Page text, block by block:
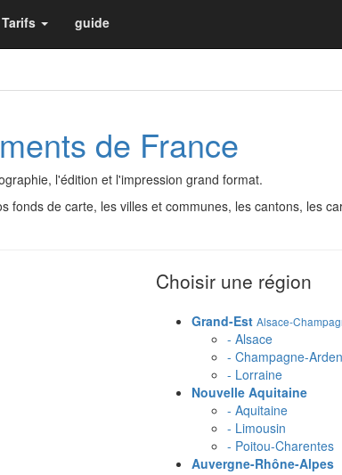
guide
de France
l'édition et l'impression grand format.
de carte, les villes et communes, les cantons, les
Choisir une région
Grand-Est Alsace-
- Alsace
- Champagne-
- Lorraine
Nouvelle Aquitaine
- Aquitaine
- Limousin
- Poitou-Charentes
Auvergne-Rhône-Alpes